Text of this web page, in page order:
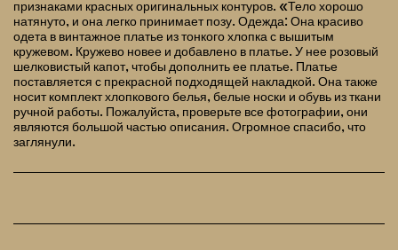
признаками красных оригинальных контуров. «Тело хорошо
натянуто, и она легко принимает позу. Одежда: Она красиво
одета в винтажное платье из тонкого хлопка с вышитым
кружевом. Кружево новее и добавлено в платье. У нее розовый
шелковистый капот, чтобы дополнить ее платье. Платье
поставляется с прекрасной подходящей накладкой. Она также
носит комплект хлопкового белья, белые носки и обувь из ткани
ручной работы. Пожалуйста, проверьте все фотографии, они
являются большой частью описания. Огромное спасибо, что
заглянули.